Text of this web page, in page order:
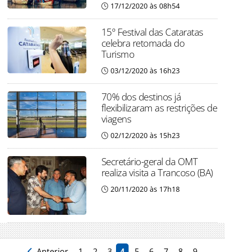
17/12/2020 às 08h54
15º Festival das Cataratas
celebra retomada do
Turismo
03/12/2020 às 16h23
70% dos destinos já
flexibilizaram as restrições de
viagens
02/12/2020 às 15h23
Secretário-geral da OMT
realiza visita a Trancoso (BA)
20/11/2020 às 17h18